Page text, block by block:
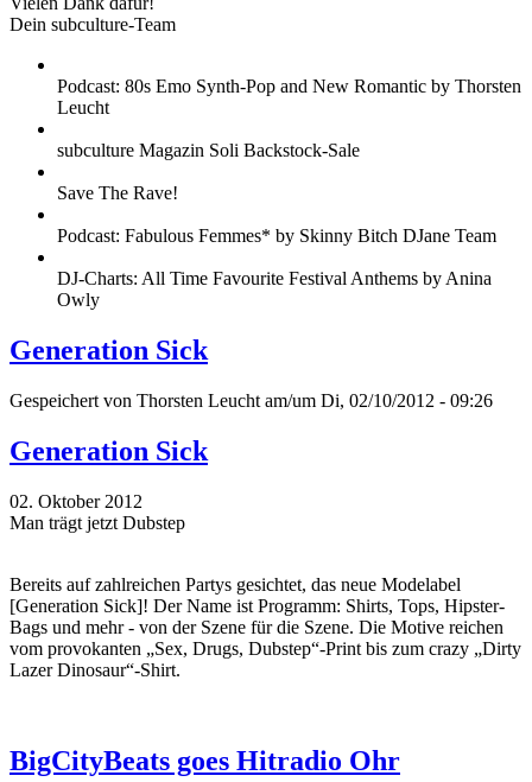
Dein subculture-Team
Podcast: 80s Emo Synth-Pop and New Romantic by Thorsten
Leucht
subculture Magazin Soli Backstock-Sale
Save The Rave!
Podcast: Fabulous Femmes* by Skinny Bitch DJane Team
DJ-Charts: All Time Favourite Festival Anthems by Anina
Owly
Generation Sick
Gespeichert von Thorsten Leucht am/um Di, 02/10/2012 - 09:26
Generation Sick
02. Oktober 2012
Man trägt jetzt Dubstep
Bereits auf zahlreichen Partys gesichtet, das neue Modelabel
[Generation Sick]! Der Name ist Programm: Shirts, Tops, Hipster-
Bags und mehr - von der Szene für die Szene. Die Motive reichen
vom provokanten „Sex, Drugs, Dubstep“-Print bis zum crazy „Dirty
Lazer Dinosaur“-Shirt.
BigCityBeats goes Hitradio Ohr